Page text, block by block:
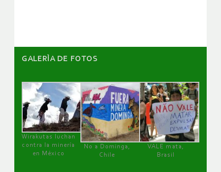
GALERÌA DE FOTOS
Wirakutas luchan
contra la minería
en México
No a Dominga,
Chile
VALE mata,
Brasil